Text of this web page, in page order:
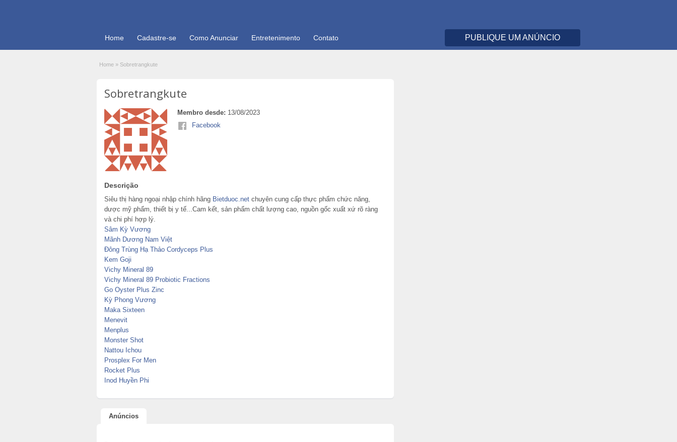
Home Cadastre-se Como Anunciar Entretenimento Contato PUBLIQUE UM ANÚNCIO
Home » Sobretrangkute
Sobretrangkute
Membro desde: 13/08/2023
Facebook
Descrição
Siêu thị hàng ngoại nhập chính hãng Bietduoc.net chuyên cung cấp thực phẩm chức năng,
dược mỹ phẩm, thiết bị y tế...Cam kết, sản phẩm chất lượng cao, nguồn gốc xuất xứ rõ ràng
và chi phí hợp lý.
Sâm Kỳ Vương
Mãnh Dương Nam Việt
Đông Trùng Hạ Thảo Cordyceps Plus
Kem Goji
Vichy Mineral 89
Vichy Mineral 89 Probiotic Fractions
Go Oyster Plus Zinc
Kỳ Phong Vương
Maka Sixteen
Menevit
Menplus
Monster Shot
Nattou Ichou
Prosplex For Men
Rocket Plus
Inod Huyền Phi
Anúncios